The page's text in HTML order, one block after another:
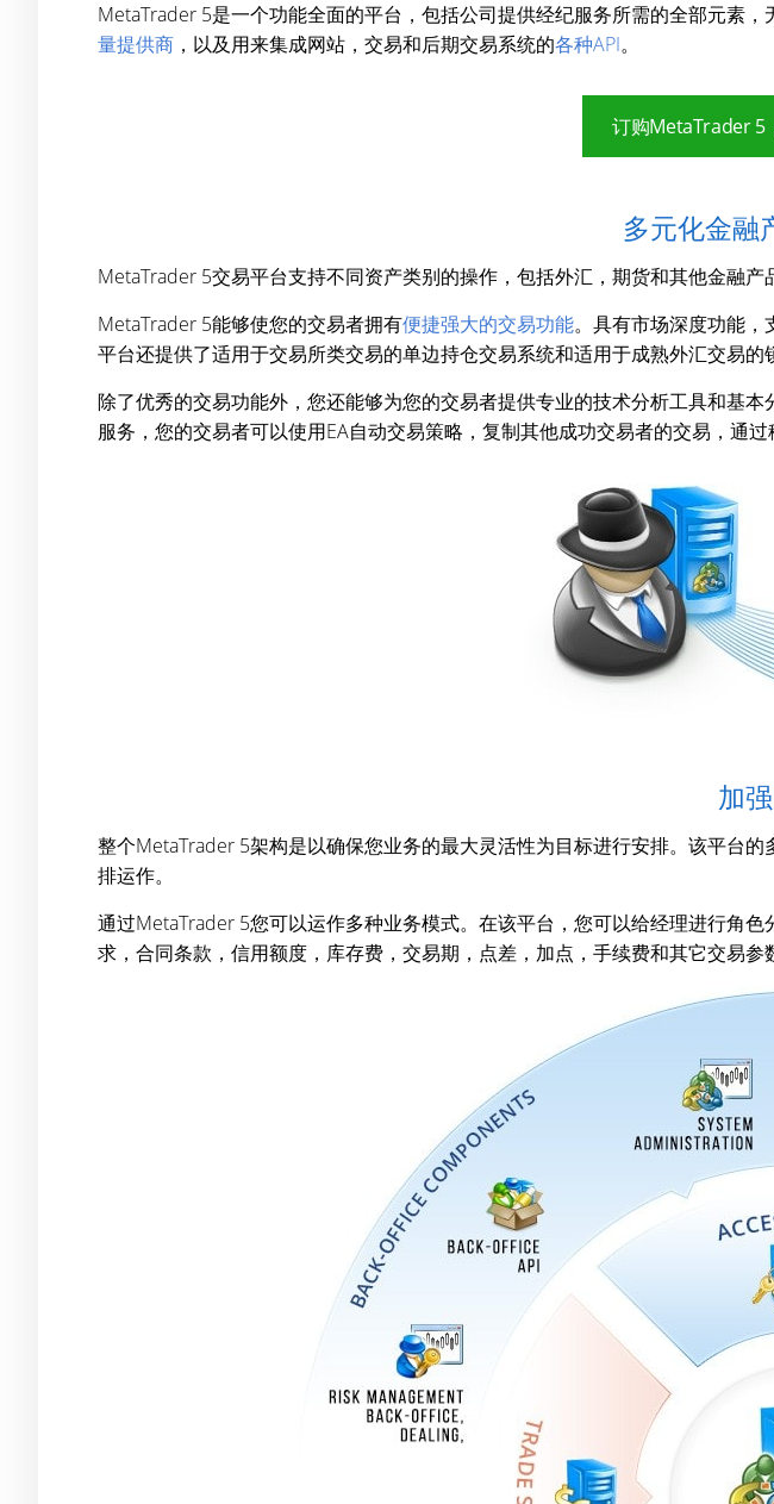
MetaTrader 5是一个功能全面的平台，包括公司提供经纪服务所需的全部元素
量提供商 ，以及用来集成网站，交易和后期交易系统的各种API。
订购MetaTrader 5
多元化金融
MetaTrader 5交易平台支持不同资产类别的操作，包括外汇，期货和其他金融产
MetaTrader 5能够使您的交易者拥有便捷强大的交易功能。具有市场深度功能
平台还提供了适用于交易所类交易的单边持仓交易系统和适用于成熟外汇交易的
除了优秀的交易功能外，您还能够为您的交易者提供专业的技术分析工具和基
服务，您的交易者可以使用EA自动交易策略，复制其他成功交易者的交易，通
加
整个MetaTrader 5架构是以确保您业务的最大灵活性为目标进行安排。该平台
排运作。
通过MetaTrader 5您可以运作多种业务模式。在该平台，您可以给经理进行角
求，合同条款，信用额度，库存费，交易期，点差，加点，手续费和其它交易参